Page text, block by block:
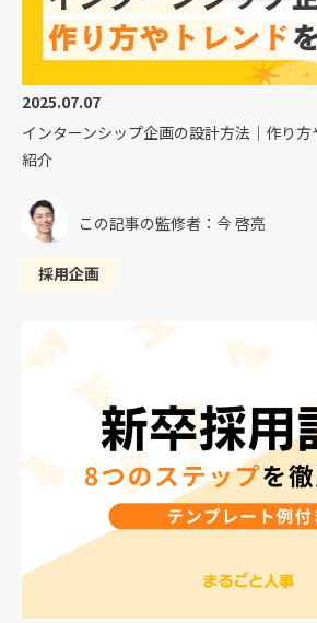
2025.07.07
インターンシップ企画の設計方法｜作り
紹介
この記事の監修者：今 啓亮
採用企画